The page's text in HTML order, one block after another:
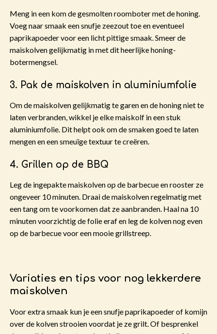
Meng in een kom de gesmolten roomboter met de honing.
Voeg naar smaak een snufje zeezout toe en eventueel
paprikapoeder voor een licht pittige smaak. Smeer de
maiskolven gelijkmatig in met dit heerlijke honing-
botermengsel.
3. Pak de maiskolven in aluminiumfolie
Om de maiskolven gelijkmatig te garen en de honing niet te
laten verbranden, wikkel je elke maiskolf in een stuk
aluminiumfolie. Dit helpt ook om de smaken goed te laten
mengen en een smeuïge textuur te creëren.
4. Grillen op de BBQ
Leg de ingepakte maiskolven op de barbecue en rooster ze
ongeveer 10 minuten. Draai de maiskolven regelmatig met
een tang om te voorkomen dat ze aanbranden. Haal na 10
minuten voorzichtig de folie eraf en leg de kolven nog even
op de barbecue voor een mooie grillstreep.
Variaties en tips voor nog lekkerdere
maiskolven
Voor extra smaak kun je een snufje paprikapoeder of komijn
over de kolven strooien voordat je ze grilt. Of besprenkel